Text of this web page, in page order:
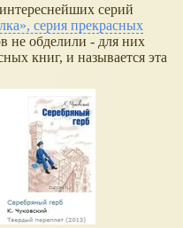
серий
, серия прекрасных
не обделили - для них
книг, и называется эта